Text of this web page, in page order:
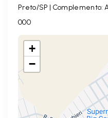
Preto/SP | Complemento:
000
+
−